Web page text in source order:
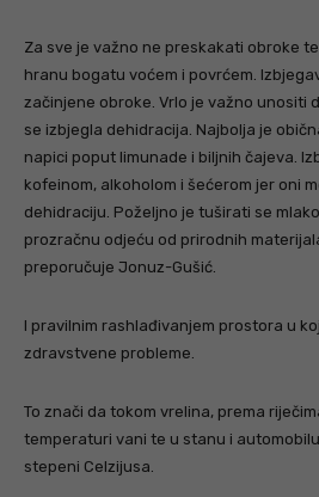
Za sve je važno ne preskakati obroke
hranu bogatu voćem i povrćem.
začinjene obroke. Vrlo je važno unositi
se izbjegla dehidracija. Najbolja je
napici poput limunade i biljnih čajeva.
kofeinom, alkoholom i šećerom jer oni
dehidraciju. Poželjno je tuširati se
prozračnu odjeću od prirodnih
preporučuje Jonuz-Gušić.
I pravilnim rashlađivanjem prostora u
zdravstvene probleme.
To znači da tokom vrelina, prema
temperaturi vani te u stanu i
stepeni Celzijusa.